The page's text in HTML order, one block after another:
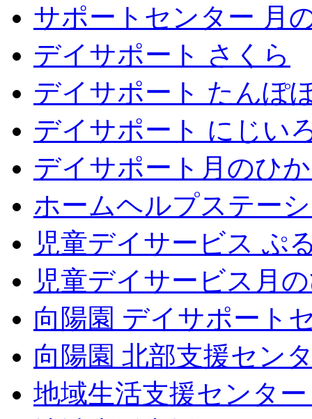
サポートセンター 月
デイサポート さくら
デイサポート たんぽ
デイサポート にじい
デイサポート月のひ
ホームヘルプステー
児童デイサービス ぷ
児童デイサービス月
向陽園 デイサポート
向陽園 北部支援セン
地域生活支援センタ